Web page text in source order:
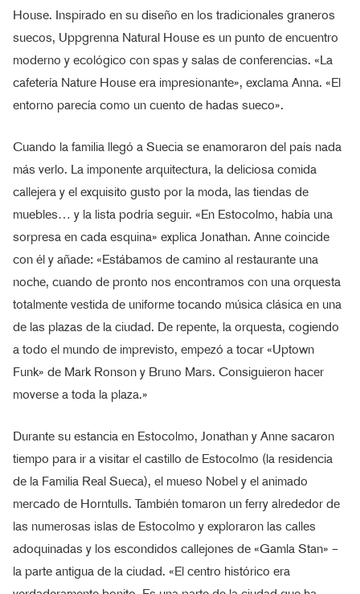
House. Inspirado en su diseño en los tradicionales graneros
suecos, Uppgrenna Natural House es un punto de encuentro
moderno y ecológico con spas y salas de conferencias. «La
cafetería Nature House era impresionante», exclama Anna. «El
entorno parecía como un cuento de hadas sueco».
Cuando la familia llegó a Suecia se enamoraron del país nada
más verlo. La imponente arquitectura, la deliciosa comida
callejera y el exquisito gusto por la moda, las tiendas de
muebles… y la lista podría seguir. «En Estocolmo, había una
sorpresa en cada esquina» explica Jonathan. Anne coincide
con él y añade: «Estábamos de camino al restaurante una
noche, cuando de pronto nos encontramos con una orquesta
totalmente vestida de uniforme tocando música clásica en una
de las plazas de la ciudad. De repente, la orquesta, cogiendo
a todo el mundo de imprevisto, empezó a tocar «Uptown
Funk» de Mark Ronson y Bruno Mars. Consiguieron hacer
moverse a toda la plaza.»
Durante su estancia en Estocolmo, Jonathan y Anne sacaron
tiempo para ir a visitar el castillo de Estocolmo (la residencia
de la Familia Real Sueca), el mueso Nobel y el animado
mercado de Horntulls. También tomaron un ferry alrededor de
las numerosas islas de Estocolmo y exploraron las calles
adoquinadas y los escondidos callejones de «Gamla Stan» –
la parte antigua de la ciudad. «El centro histórico era